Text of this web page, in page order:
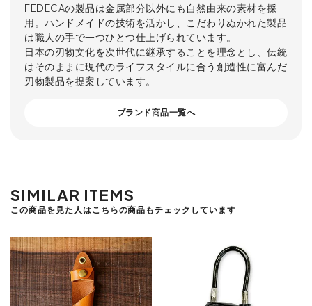
FEDECAの製品は金属部分以外にも自然由来の素材を採
用。ハンドメイドの技術を活かし、こだわりぬかれた製品
は職人の手で一つひとつ仕上げられています。
日本の刃物文化を次世代に継承することを理念とし、伝統
はそのままに現代のライフスタイルに合う創造性に富んだ
刃物製品を提案しています。
ブランド商品一覧へ
SIMILAR ITEMS
この商品を見た人はこちらの商品もチェックしています